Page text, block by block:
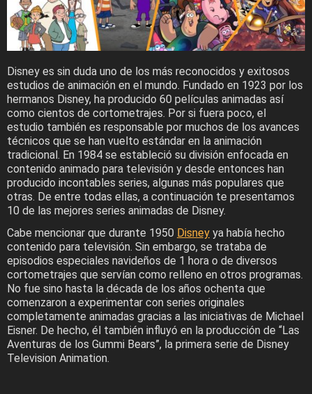
Disney es sin duda uno de los más reconocidos y exitosos
estudios de animación en el mundo. Fundado en 1923 por los
hermanos Disney, ha producido 60 películas animadas así
como cientos de cortometrajes. Por si fuera poco, el
estudio también es responsable por muchos de los avances
técnicos que se han vuelto estándar en la animación
tradicional. En 1984 se estableció su división enfocada en
contenido animado para televisión y desde entonces han
producido incontables series, algunas más populares que
otras. De entre todas ellas, a continuación te presentamos
10 de las mejores series animadas de Disney.
Cabe mencionar que durante 1950 Disney ya había hecho
contenido para televisión. Sin embargo, se trataba de
episodios especiales navideños de 1 hora o de diversos
cortometrajes que servían como relleno en otros programas.
No fue sino hasta la década de los años ochenta que
comenzaron a experimentar con series originales
completamente animadas gracias a las iniciativas de Michael
Eisner. De hecho, él también influyó en la producción de “Las
Aventuras de los Gummi Bears”, la primera serie de Disney
Television Animation.